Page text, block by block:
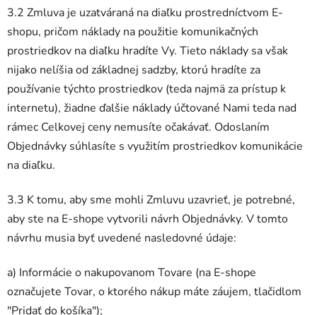
3.2 Zmluva je uzatváraná na diaľku prostredníctvom E-
shopu, pričom náklady na použitie komunikačných
prostriedkov na diaľku hradíte Vy. Tieto náklady sa však
nijako nelíšia od základnej sadzby, ktorú hradíte za
používanie týchto prostriedkov (teda najmä za prístup k
internetu), žiadne ďalšie náklady účtované Nami teda nad
rámec Celkovej ceny nemusíte očakávať. Odoslaním
Objednávky súhlasíte s využitím prostriedkov komunikácie
na diaľku.
3.3 K tomu, aby sme mohli Zmluvu uzavrieť, je potrebné,
aby ste na E-shope vytvorili návrh Objednávky. V tomto
návrhu musia byť uvedené nasledovné údaje:
a) Informácie o nakupovanom Tovare (na E-shope
označujete Tovar, o ktorého nákup máte záujem, tlačidlom
"Pridať do košíka");